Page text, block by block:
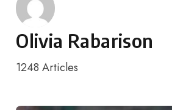
Olivia Rabarison
1248 Articles